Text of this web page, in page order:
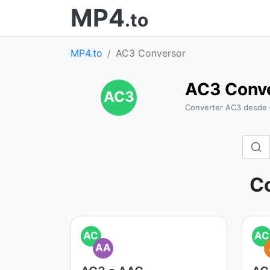
MP4.to
MP4.to AC3 Conversor
AC3 AC3
Converter AC3 desde
AC
AA
AC